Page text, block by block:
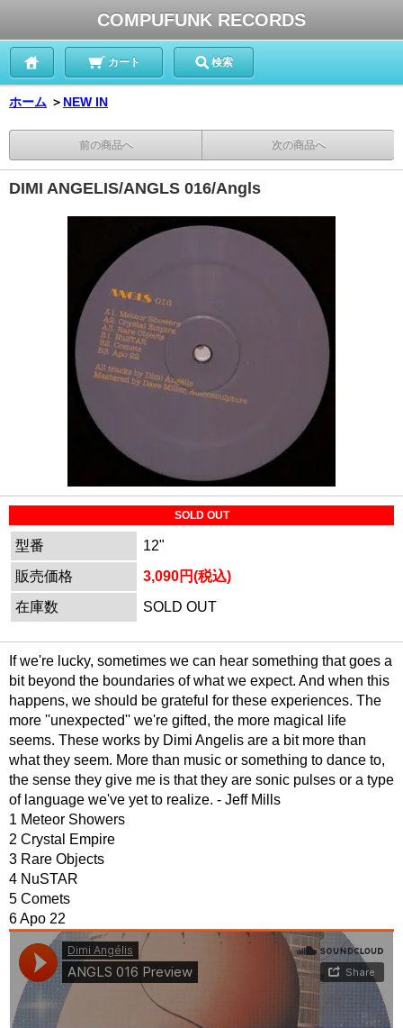
COMPUFUNK RECORDS
カート 検索
ホーム ＞ NEW IN
前の商品へ 次の商品へ
DIMI ANGELIS/ANGLS 016/Angls
SOLD OUT
型番
12"
販売価格
3,090円(税込)
在庫数
SOLD OUT
If we're lucky, sometimes we can hear something that goes a
bit beyond the boundaries of what we expect. And when this
happens, we should be grateful for these experiences. The
more ''unexpected'' we're gifted, the more magical life
seems. These works by Dimi Angelis are a bit more than
what they seem. More than music or something to dance to,
the sense they give me is that they are sonic pulses or a type
of language we've yet to realize. - Jeff Mills
1 Meteor Showers
2 Crystal Empire
3 Rare Objects
4 NuSTAR
5 Comets
6 Apo 22